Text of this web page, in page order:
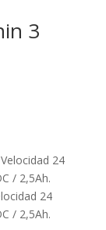
3
24
/ 2,5Ah.